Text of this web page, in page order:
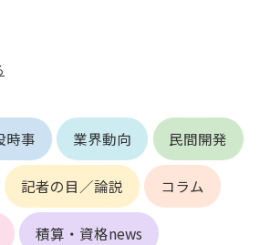
時事 業界動向 民間開発
記者の目／論説 コラム
積算・資格news
管理者が発行したIDおよびパスワードの使
ず、第三者に利用させることはできませ
パスワードの管理不十分、使用上の過誤、
含む）の使用等による損害について責任
理者は一切責任を負いません。